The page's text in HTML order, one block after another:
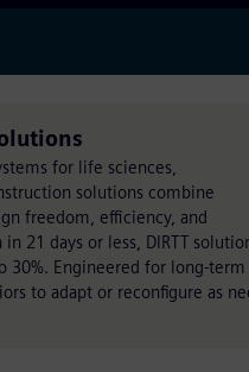
for life sciences,
solutions combine
freedom, efficiency, and
21 days or less, DIRTT
30%. Engineered for long-term
to adapt or reconfigure as